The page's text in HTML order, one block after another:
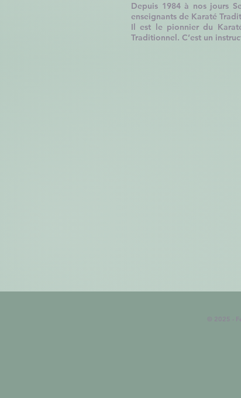
Depuis 1984 à nos jours
enseignants de Karaté
Il est le pionnier du
Traditionnel. C’est un
© 2025 -